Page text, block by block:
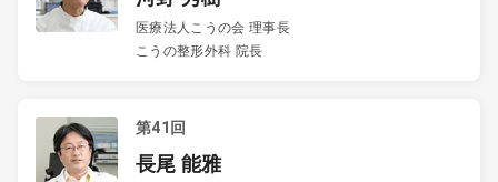
医療法人こうの会 理事長
こうの整形外科 院長
第41回
長尾 能雅